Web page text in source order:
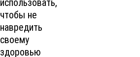
чтобы не
навредить
своему
здоровью